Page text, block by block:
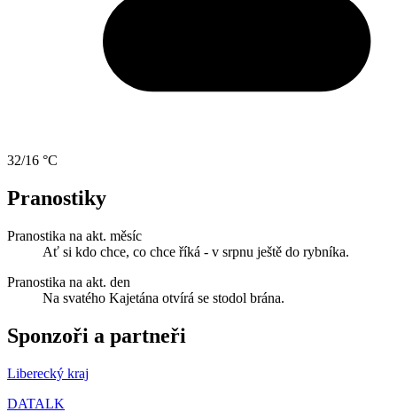
32/16 °C
Pranostiky
Pranostika na akt. měsíc
Ať si kdo chce, co chce říká - v srpnu ještě do rybníka.
Pranostika na akt. den
Na svatého Kajetána otvírá se stodol brána.
Sponzoři a partneři
Liberecký kraj
DATALK